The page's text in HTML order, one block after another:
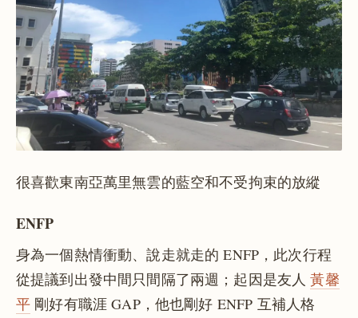
很喜歡東南亞萬里無雲的藍空和不受拘束的放縱
ENFP
身為一個熱情衝動、說走就走的 ENFP，此次行程
從提議到出發中間只間隔了兩週；起因是友人黃馨
平 剛好有職涯 GAP，他也剛好 ENFP 互補人格